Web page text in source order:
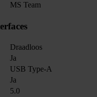
MS Team
Draadloos
Ja
USB Type-A
Ja
5.0